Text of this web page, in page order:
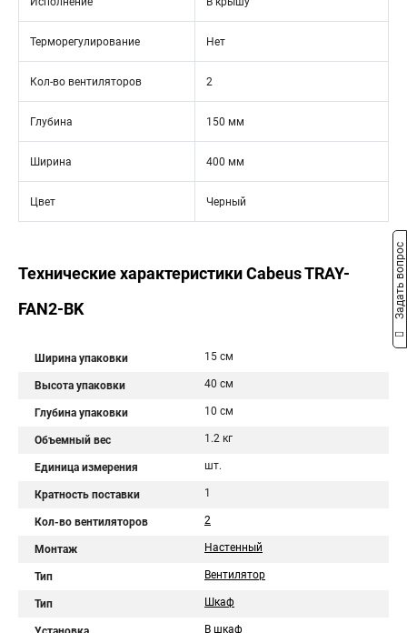
Терморегулирование Нет
Кол-во вентиляторов 2
Глубина 150 мм
Ширина 400 мм
Цвет Черный
Технические характеристики Cabeus TRAY-
FAN2-BK
Ширина упаковки 15 см
Высота упаковки 40 см
Глубина упаковки 10 см
Объемный вес 1.2 кг
Единица измерения шт.
Кратность поставки 1
Кол-во вентиляторов 2
Монтаж Настенный
Тип Вентилятор
Тип Шкаф
В шкаф
Задать вопрос